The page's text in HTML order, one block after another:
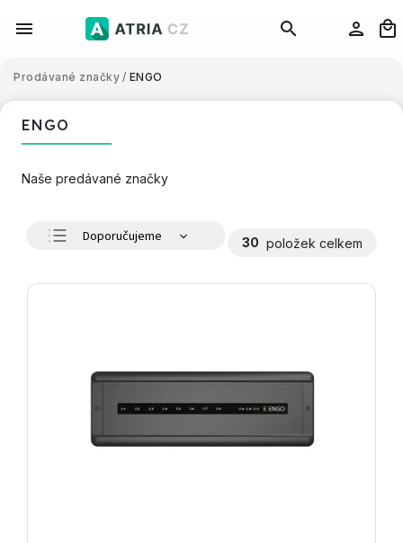
Prodávané značky / ENGO
ENGO
Naše predávané značky
Doporučujeme
30 položek celkem